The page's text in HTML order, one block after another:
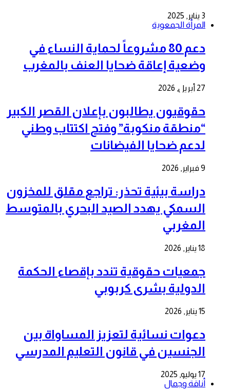
3 يناير, 2025
المرأة الجمعوية
دعم 80 مشروعاً لحماية النساء في
وضعية إعاقة ضحايا العنف بالمغرب
27 أبريل, 2026
حقوقيون يطالبون بإعلان القصر الكبير
“منطقة منكوبة” وفتح اكتتاب وطني
لدعم ضحايا الفيضانات
9 فبراير, 2026
دراسة بيئية تحذر: تراجع مقلق للمخزون
السمكي يهدد الصيد البحري بالمتوسط
المغربي
18 يناير, 2026
جمعيات حقوقية تندد بإقصاء الحكمة
الدولية بشرى كربوبي
15 يناير, 2026
دعوات نسائية لتعزيز المساواة بين
الجنسين في قانون التعليم المدرسي
17 يوليو, 2025
أناقة وجمال